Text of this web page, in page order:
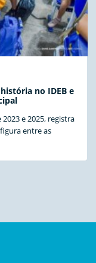
no IDEB e
e 2025, registra
entre as